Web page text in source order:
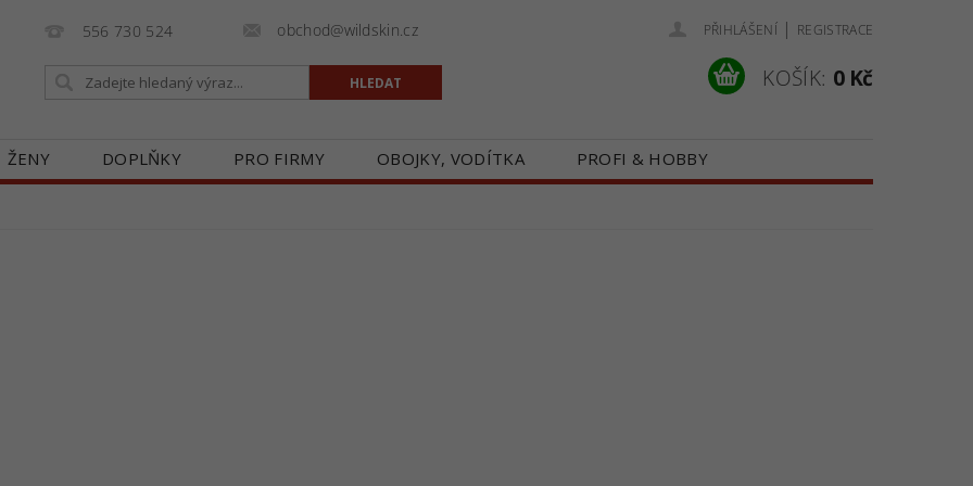
556 730 524 obchod@wildskin.cz PŘIHLÁŠENÍ | REGISTRACE
KOŠÍK: 0 Kč
ŽENY DOPLŇKY PRO FIRMY OBOJKY, VODÍTKA
PROFI & HOBBY